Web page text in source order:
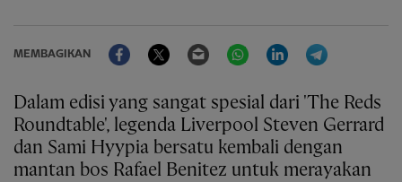
MEMBAGIKAN
FacebookTwitter Email WhatsAppLinkedIn
Dalam edisi yang sangat spesial dari 'The Reds
Roundtable', legenda Liverpool Steven Gerrard
dan Sami Hyypia bersatu kembali dengan
mantan bos Rafael Benitez untuk merayakan